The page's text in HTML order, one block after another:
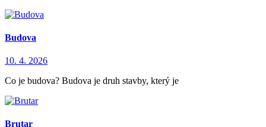
Budova
10. 4. 2026
Co je budova? Budova je druh stavby, který je
Brutar